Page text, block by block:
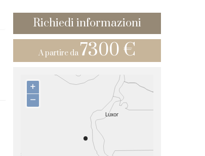
Richiedi informazioni
A partire da 7300 €
+
–